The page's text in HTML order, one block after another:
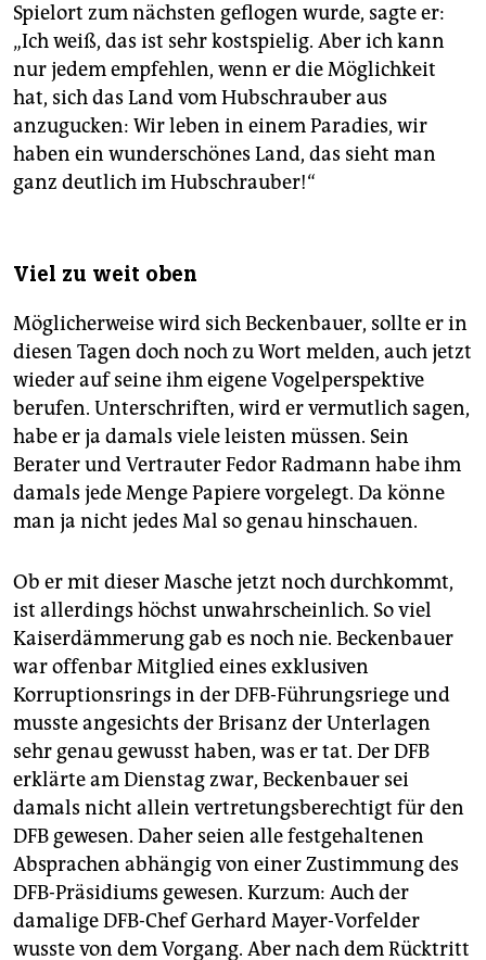
Spielort zum nächsten geflogen wurde, sagte er:
„Ich weiß, das ist sehr kostspielig. Aber ich kann
nur jedem empfehlen, wenn er die Möglichkeit
hat, sich das Land vom Hubschrauber aus
anzugucken: Wir leben in einem Paradies, wir
haben ein wunderschönes Land, das sieht man
ganz deutlich im Hubschrauber!“
Viel zu weit oben
Möglicherweise wird sich Beckenbauer, sollte er in
diesen Tagen doch noch zu Wort melden, auch jetzt
wieder auf seine ihm eigene Vogelperspektive
berufen. Unterschriften, wird er vermutlich sagen,
habe er ja damals viele leisten müssen. Sein
Berater und Vertrauter Fedor Radmann habe ihm
damals jede Menge Papiere vorgelegt. Da könne
man ja nicht jedes Mal so genau hinschauen.
Ob er mit dieser Masche jetzt noch durchkommt,
ist allerdings höchst unwahrscheinlich. So viel
Kaiserdämmerung gab es noch nie. Beckenbauer
war offenbar Mitglied eines exklusiven
Korruptionsrings in der DFB-Führungsriege und
musste angesichts der Brisanz der Unterlagen
sehr genau gewusst haben, was er tat. Der DFB
erklärte am Dienstag zwar, Beckenbauer sei
damals nicht allein vertretungsberechtigt für den
DFB gewesen. Daher seien alle festgehaltenen
Absprachen abhängig von einer Zustimmung des
DFB-Präsidiums gewesen. Kurzum: Auch der
damalige DFB-Chef Gerhard Mayer-Vorfelder
wusste von dem Vorgang. Aber nach dem Rücktritt